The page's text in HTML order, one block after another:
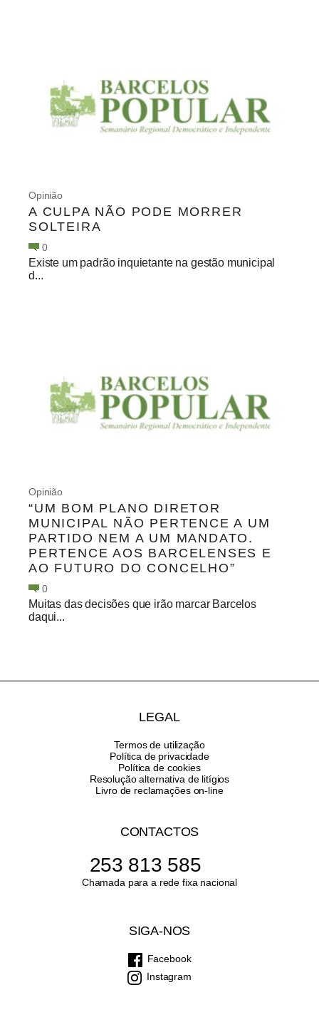
Opinião
A CULPA NÃO PODE MORRER
SOLTEIRA
0
Existe um padrão inquietante na gestão municipal
d...
Opinião
“UM BOM PLANO DIRETOR
MUNICIPAL NÃO PERTENCE A UM
PARTIDO NEM A UM MANDATO.
PERTENCE AOS BARCELENSES E
AO FUTURO DO CONCELHO”
0
Muitas das decisões que irão marcar Barcelos
daqui...
LEGAL
Termos de utilização
Política de privacidade
Política de cookies
Resolução alternativa de litígios
Livro de reclamações on-line
CONTACTOS
253 813 585
Chamada para a rede fixa nacional
SIGA-NOS
Facebook
Instagram